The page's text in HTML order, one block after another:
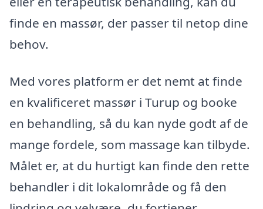
finde en massør, der passer til netop dine
behov.
Med vores platform er det nemt at finde
en kvalificeret massør i Turup og booke
en behandling, så du kan nyde godt af de
mange fordele, som massage kan tilbyde.
Målet er, at du hurtigt kan finde den rette
behandler i dit lokalområde og få den